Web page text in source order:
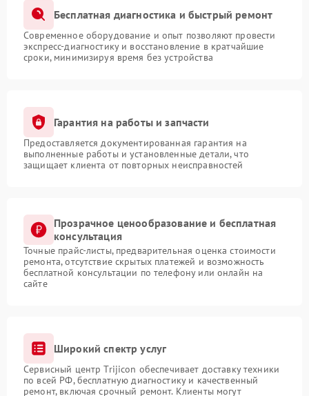
Бесплатная диагностика и быстрый ремонт
Современное оборудование и опыт позволяют провести
экспресс-диагностику и восстановление в кратчайшие
сроки, минимизируя время без устройства
Гарантия на работы и запчасти
Предоставляется документированная гарантия на
выполненные работы и установленные детали, что
защищает клиента от повторных неисправностей
Прозрачное ценообразование и бесплатная
консультация
Точные прайс-листы, предварительная оценка стоимости
ремонта, отсутствие скрытых платежей и возможность
бесплатной консультации по телефону или онлайн на
сайте
Широкий спектр услуг
Сервисный центр Trijicon обеспечивает доставку техники
по всей РФ, бесплатную диагностику и качественный
ремонт, включая срочный ремонт. Клиенты могут